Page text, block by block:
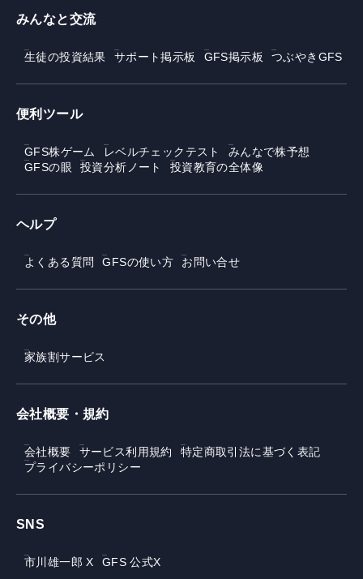
みんなと交流
生徒の投資結果 サポート掲示板 GFS掲示板 つぶやきGFS
便利ツール
GFS株ゲーム レベルチェックテスト
みんなで株予想
GFSの眼
投資分析ノート 投資教育の全体像
ヘルプ
よくある質問 GFSの使い方 お問い合せ
その他
家族割サービス
会社概要・規約
会社概要 サービス利用規約
特定商取引法に基づく表記
プライバシーポリシー
SNS
市川雄一郎 X GFS 公式X